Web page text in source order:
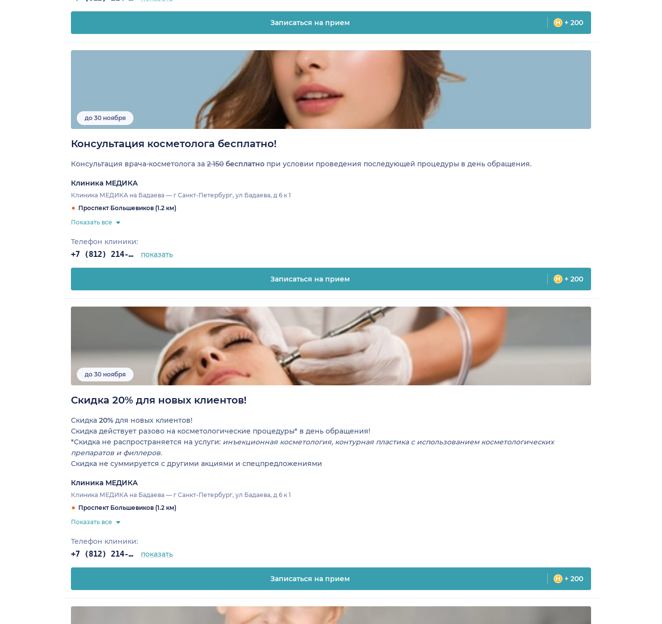
Записаться на прием + 200
до 30 ноября
Консультация косметолога бесплатно!
Консультация врача-косметолога за 2 150 бесплатно при условии проведения последующей процедуры в день обращения.
Клиника МЕДИКА
Клиника МЕДИКА на Бадаева — г Санкт-Петербург, ул Бадаева, д 6 к 1
Проспект Большевиков (1.2 км)
Показать все
Телефон клиники:
+7 (812) 214-67-27 показать
Записаться на прием + 200
до 30 ноября
Скидка 20% для новых клиентов!
Скидка 20% для новых клиентов!
Скидка действует разово на косметологические процедуры* в день обращения!
*Скидка не распространяется на услуги: инъекционная косметология, контурная пластика с использованием косметологических
препаратов и филлеров.
Скидка не суммируется с другими акциями и спецпредложениями
Клиника МЕДИКА
Клиника МЕДИКА на Бадаева — г Санкт-Петербург, ул Бадаева, д 6 к 1
Проспект Большевиков (1.2 км)
Показать все
Телефон клиники:
+7 (812) 214-67-27 показать
Записаться на прием + 200